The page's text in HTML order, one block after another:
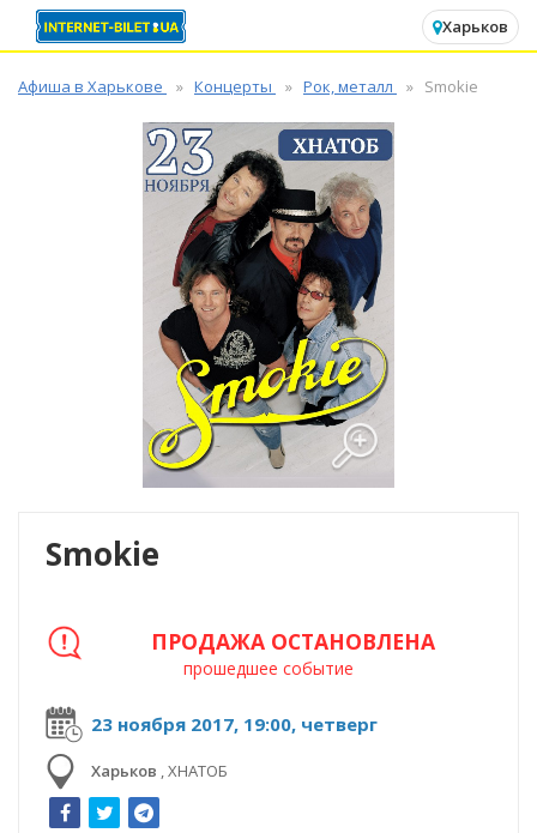
Харьков
Афиша в Харькове Концерты Рок, металл Smokie
Smokie
23 ноября 2017, 19:00, четверг
Харьков ХНАТОБ
ПРОДАЖА ОСТАНОВЛЕНА
прошедшее событие